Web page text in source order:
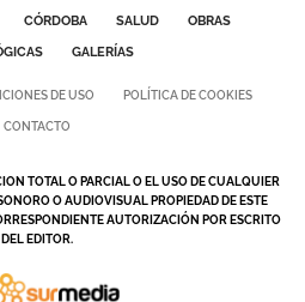
CÓRDOBA SALUD
OBRAS
GALERÍAS
DE USO POLÍTICA DE COOKIES
CONTACTO
TOTAL O PARCIAL O EL USO DE CUALQUIER
O AUDIOVISUAL PROPIEDAD DE ESTE
AUTORIZACIÓN POR ESCRITO
DEL EDITOR.